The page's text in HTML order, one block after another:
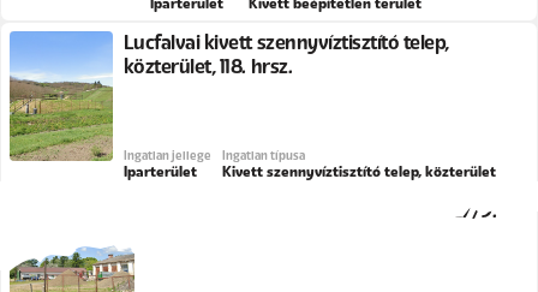
Lucfalvai kivett szennyvíztisztító telep,
közterület, 118. hrsz.
Ingatlan jellege
Iparterület
Ingatlan típusa
Kivett szennyvíztisztító telep, közterület
Palotási kivett major, Ifjúság utca, 0127/9.